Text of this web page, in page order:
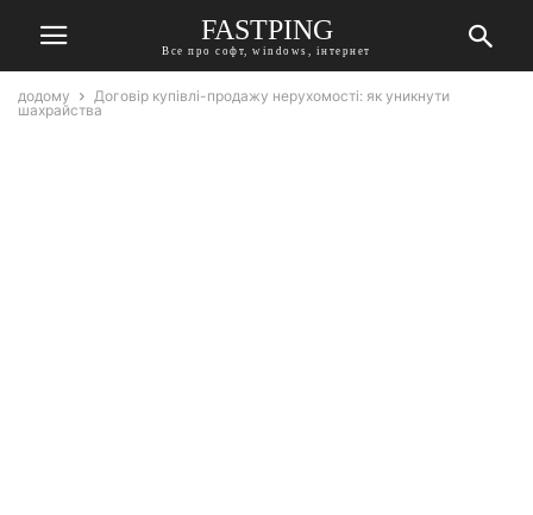
FASTPING
Все про софт, windows, інтернет
додому
Договір купівлі-продажу нерухомості: як уникнути
шахрайства